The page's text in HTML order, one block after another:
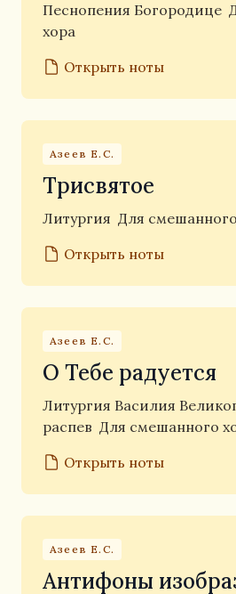
Песнопения Богородице
хора
Открыть ноты
Азеев Е.С.
Трисвятое
Литургия Для
Открыть ноты
Азеев Е.С.
О Тебе радуется
Литургия Василия
распев Для смешанного
Открыть ноты
Азеев Е.С.
Антифоны